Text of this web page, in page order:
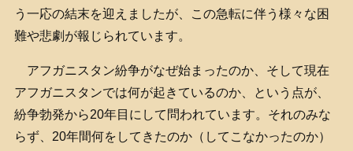
う一応の結末を迎えましたが、この急転に伴う様々な困
難や悲劇が報じられています。
アフガニスタン紛争がなぜ始まったのか、そして現在
アフガニスタンでは何が起きているのか、という点が、
紛争勃発から20年目にして問われています。それのみな
らず、20年間何をしてきたのか（してこなかったのか）